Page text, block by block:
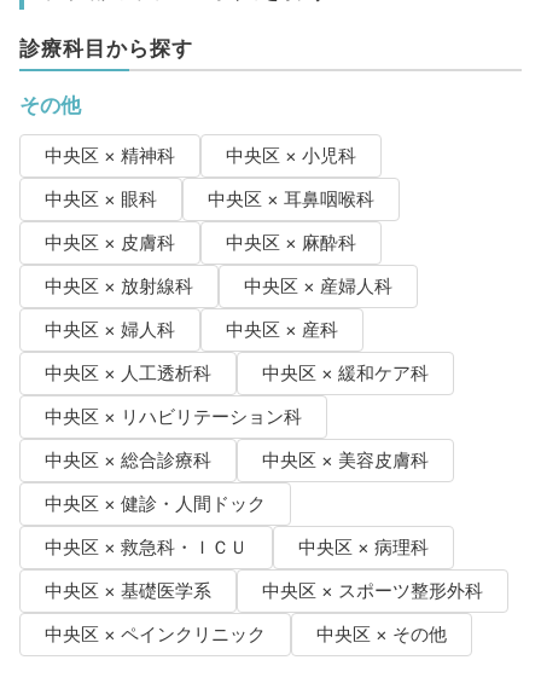
診療科目から探す
その他
中央区 × 精神科
中央区 × 小児科
中央区 × 眼科
中央区 × 耳鼻咽喉科
中央区 × 皮膚科
中央区 × 麻酔科
中央区 × 放射線科
中央区 × 産婦人科
中央区 × 婦人科
中央区 × 産科
中央区 × 人工透析科
中央区 × 緩和ケア科
中央区 × リハビリテーション科
中央区 × 総合診療科
中央区 × 美容皮膚科
中央区 × 健診・人間ドック
中央区 × 救急科・ＩＣＵ
中央区 × 病理科
中央区 × 基礎医学系
中央区 × スポーツ整形外科
中央区 × ペインクリニック
中央区 × その他